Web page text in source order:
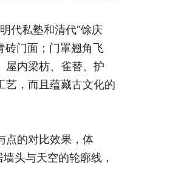
代私塾和清代“馀庆
砖门面；门罩翘角飞
屋内梁枋、雀替、护
艺，而且蕴藏古文化的
点的对比效果，体
头与天空的轮廓线，